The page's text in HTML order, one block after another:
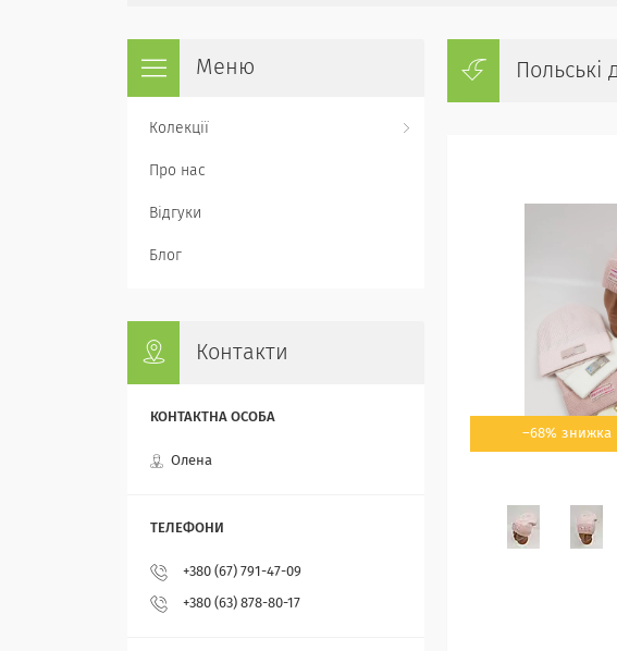
–68%
Колекції
Про нас
Відгуки
Блог
Контакти
Олена
+380 (67) 791-47-09
+380 (63) 878-80-17